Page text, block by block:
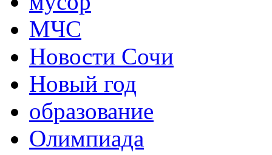
МЧС
Новости Сочи
Новый год
образование
Олимпиада